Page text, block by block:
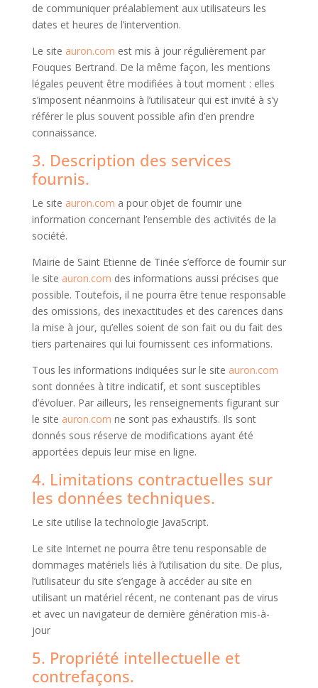
de communiquer préalablement aux utilisateurs les
dates et heures de l’intervention.
Le site auron.com est mis à jour régulièrement par
Fouques Bertrand. De la même façon, les mentions
légales peuvent être modifiées à tout moment : elles
s’imposent néanmoins à l’utilisateur qui est invité à s’y
référer le plus souvent possible afin d’en prendre
connaissance.
3. Description des services
fournis.
Le site auron.com a pour objet de fournir une
information concernant l’ensemble des activités de la
société.
Mairie de Saint Etienne de Tinée s’efforce de fournir sur
le site auron.com des informations aussi précises que
possible. Toutefois, il ne pourra être tenue responsable
des omissions, des inexactitudes et des carences dans
la mise à jour, qu’elles soient de son fait ou du fait des
tiers partenaires qui lui fournissent ces informations.
Tous les informations indiquées sur le site auron.com
sont données à titre indicatif, et sont susceptibles
d’évoluer. Par ailleurs, les renseignements figurant sur
le site auron.com ne sont pas exhaustifs. Ils sont
donnés sous réserve de modifications ayant été
apportées depuis leur mise en ligne.
4. Limitations contractuelles sur
les données techniques.
Le site utilise la technologie JavaScript.
Le site Internet ne pourra être tenu responsable de
dommages matériels liés à l’utilisation du site. De plus,
l’utilisateur du site s’engage à accéder au site en
utilisant un matériel récent, ne contenant pas de virus
et avec un navigateur de dernière génération mis-à-
jour
5. Propriété intellectuelle et
contrefaçons.